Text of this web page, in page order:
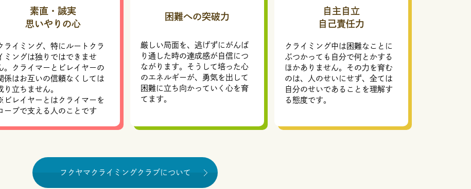
素直・誠実
思いやりの心
ライミング、特にルートクラ
ミングは独りではできませ
。クライマーとビレイヤーの
係はお互いの信頼なくしては
り立ちません。
ビレイヤーとはクライマーを
ープで支える人のことです
困難への突破力
厳しい局面を、逃げずにがんば
り通した時の達成感が自信につ
ながります。そうして培った心
のエネルギーが、勇気を出して
困難に立ち向かっていく心を育
てます。
自主自立
自己責任力
クライミング中は困難なことに
ぶつかっても自分で何とかする
ほかありません。その力を育む
のは、人のせいにせず、全ては
自分のせいであることを理解す
る態度です。
フクヤマクライミングクラブについて